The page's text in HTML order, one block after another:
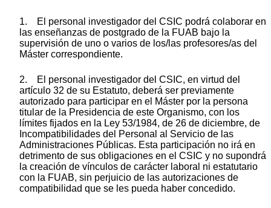
1. El personal investigador del CSIC podrá colaborar en
las enseñanzas de postgrado de la FUAB bajo la
supervisión de uno o varios de los/las profesores/as del
Máster correspondiente.
2. El personal investigador del CSIC, en virtud del
artículo 32 de su Estatuto, deberá ser previamente
autorizado para participar en el Máster por la persona
titular de la Presidencia de este Organismo, con los
límites fijados en la Ley 53/1984, de 26 de diciembre, de
Incompatibilidades del Personal al Servicio de las
Administraciones Públicas. Esta participación no irá en
detrimento de sus obligaciones en el CSIC y no supondrá
la creación de vínculos de carácter laboral ni estatutario
con la FUAB, sin perjuicio de las autorizaciones de
compatibilidad que se les pueda haber concedido.